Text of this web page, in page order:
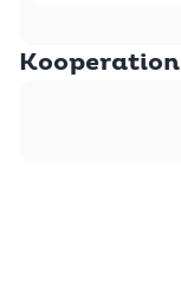
Kooperation